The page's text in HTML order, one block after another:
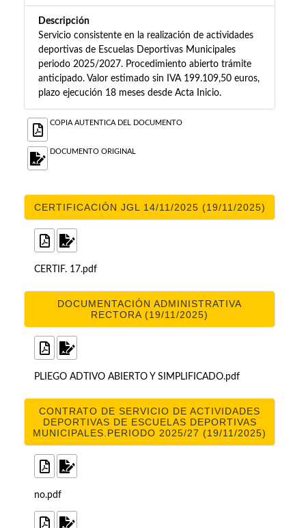
Descripción
Servicio consistente en la realización de actividades
deportivas de Escuelas Deportivas Municipales
periodo 2025/2027. Procedimiento abierto trámite
anticipado. Valor estimado sin IVA 199.109,50 euros,
plazo ejecución 18 meses desde Acta Inicio.
COPIA AUTENTICA DEL DOCUMENTO
DOCUMENTO ORIGINAL
CERTIFICACIÓN JGL 14/11/2025 (19/11/2025)
CERTIF. 17.pdf
DOCUMENTACIÓN ADMINISTRATIVA
RECTORA (19/11/2025)
PLIEGO ADTIVO ABIERTO Y SIMPLIFICADO.pdf
CONTRATO DE SERVICIO DE ACTIVIDADES
DEPORTIVAS DE ESCUELAS DEPORTIVAS
MUNICIPALES.PERIODO 2025/27 (19/11/2025)
no.pdf